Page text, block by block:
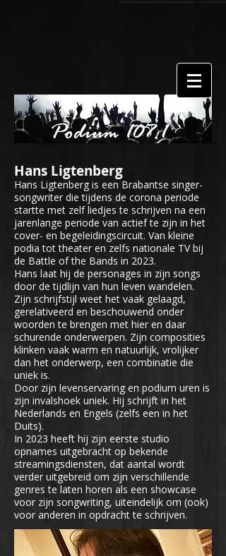
Hans Ligtenberg
Hans Ligtenberg is een Brabantse singer-
songwriter die tijdens de corona periode
startte met zelf liedjes te schrijven na een
jarenlange periode van actief te zijn in het
cover- en begeleidingscircuit. Van kleine
podia tot theater en zelfs nationale TV bij
de Battle of the Bands in 2023.
Hans laat hij de personages in zijn songs
door de tijdlijn van hun leven wandelen.
Zijn schrijfstijl weet het vaak gelaagd,
gerelativeerd en beschouwend onder
woorden te brengen met hier en daar
schurende onderwerpen. Zijn composities
klinken vaak warm en natuurlijk, vrolijker
dan het onderwerp, een combinatie die
uniek is.
Door zijn levenservaring en podium uren is
zijn invalshoek uniek. Hij schrijft in het
Nederlands en Engels (zelfs een in het
Duits).
In 2023 heeft hij zijn eerste studio
opnames uitgebracht op bekende
streamingsdiensten, dat aantal wordt
verder uitgebreid om zijn verschillende
genres te laten horen als een showcase
voor zijn songwriting, uiteindelijk om (ook)
voor anderen in opdracht te schrijven.